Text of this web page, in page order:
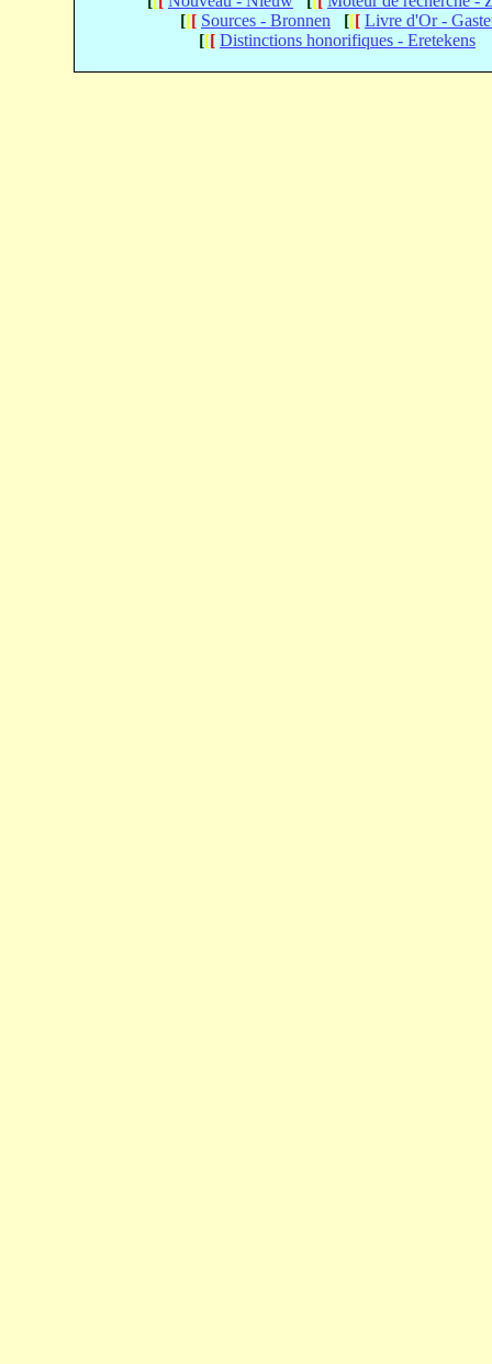
[[[ Sources - Bronnen [[[ Livre d'Or -
[[[ Distinctions honorifiques - Eretekens